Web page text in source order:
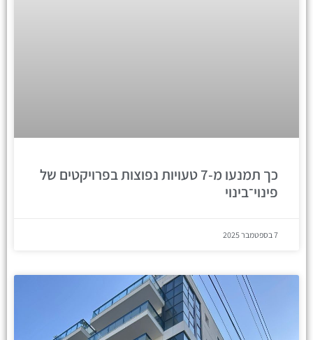
כך תמנעו מ-7 טעויות נפוצות בפרויקטים של
פינוי־בינוי
7 בספטמבר 2025